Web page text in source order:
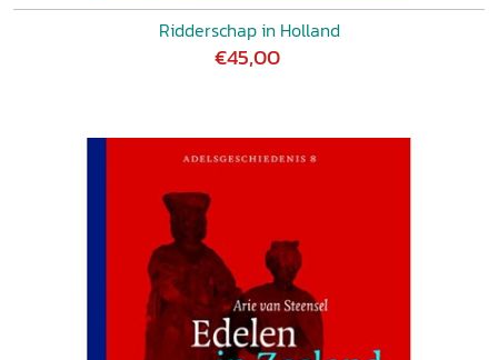
Ridderschap in Holland
€45,00